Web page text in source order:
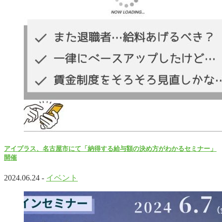
アイプラス、名古屋市にて「納得する給与額の決め方がわかるセミナー」
開催
2024.06.24 - イベント